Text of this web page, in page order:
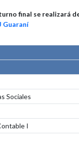
final se realizará
Guaraní
Sociales
I